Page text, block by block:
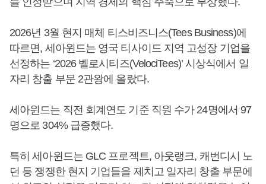
2026년 3월 현지 매체 티스비즈니스(Tees Business)에
따르면, 세아윈드는 영국 티사이드 지역 고성장 기업을
선정하는 ‘2026 벨로시티즈(VelociTees)’ 시상식에서 일
자리 창출 부문 2관왕에 올랐다.
세아윈드는 직전 회계연도 기준 직원 수가 24명에서 97
명으로 304% 급증했다.
특히 세아윈드는 GLC 프로젝트, 아웃랭크, 캐번디시 노
던 등 쟁쟁한 현지 기업들을 제치고 일자리 창출 부문에